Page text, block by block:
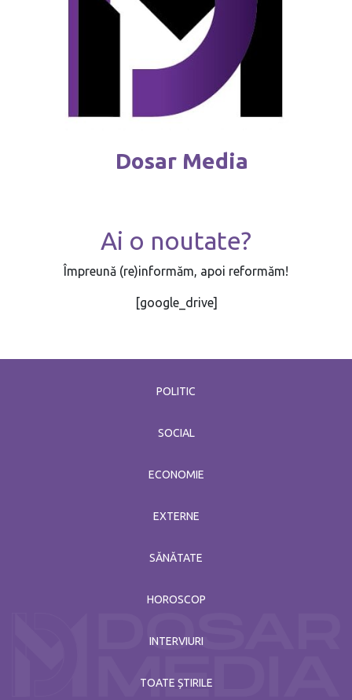
Dosar Media
Ai o noutate?
Împreună (re)informăm, apoi reformăm!
[google_drive]
POLITIC
SOCIAL
ECONOMIE
EXTERNE
SĂNĂTATE
HOROSCOP
INTERVIURI
TOATE ȘTIRILE